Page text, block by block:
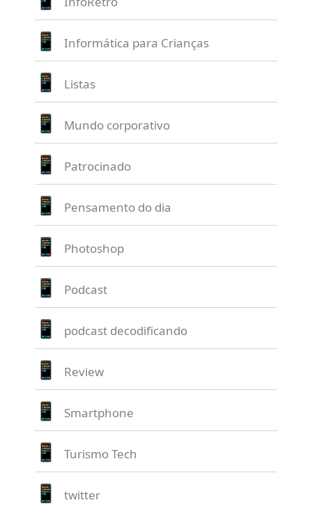
Informática para Crianças
Listas
Mundo corporativo
Patrocinado
Pensamento do dia
Photoshop
Podcast
podcast decodificando
Review
Smartphone
Turismo Tech
twitter